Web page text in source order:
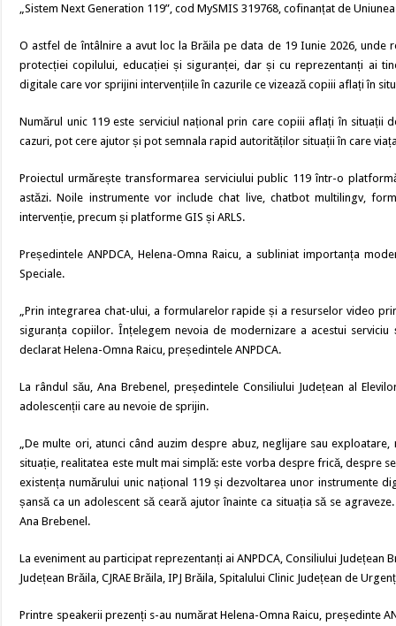
„Sistem Next Generation 119”, cod MySMIS 319768, cofinanțat de
O astfel de întâlnire a avut loc la Brăila pe data de 19 Iunie 2026, unde
protecției copilului, educației și siguranței, dar și cu reprezentanți ai
digitale care vor sprijini intervențiile în cazurile ce vizează copiii aflați în
Numărul unic 119 este serviciul național prin care copiii aflați în situații
cazuri, pot cere ajutor și pot semnala rapid autorităților situații în care
Proiectul urmărește transformarea serviciului public 119 într-o
astăzi. Noile instrumente vor include chat live, chatbot multilingv,
intervenție, precum și platforme GIS și ARLS.
Președintele ANPDCA, Helena-Omna Raicu, a subliniat importanța
Speciale.
„Prin integrarea chat-ului, a formularelor rapide și a resurselor video
siguranța copiilor. Înțelegem nevoia de modernizare a acestui
declarat Helena-Omna Raicu, președintele ANPDCA.
La rândul său, Ana Brebenel, președintele Consiliului Județean al
adolescenții care au nevoie de sprijin.
„De multe ori, atunci când auzim despre abuz, neglijare sau
situație, realitatea este mult mai simplă: este vorba despre frică, despre
existența numărului unic național 119 și dezvoltarea unor instrumente
șansă ca un adolescent să ceară ajutor înainte ca situația să se
Ana Brebenel.
La eveniment au participat reprezentanți ai ANPDCA, Consiliului
Județean Brăila, CJRAE Brăila, IPJ Brăila, Spitalului Clinic Județean de
Printre speakerii prezenți s-au numărat Helena-Omna Raicu, președinte